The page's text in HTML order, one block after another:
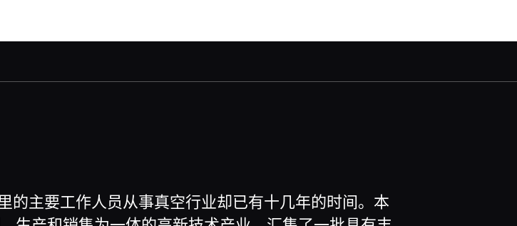
的主要工作人员从事真空行业却已有十几年的时间。本